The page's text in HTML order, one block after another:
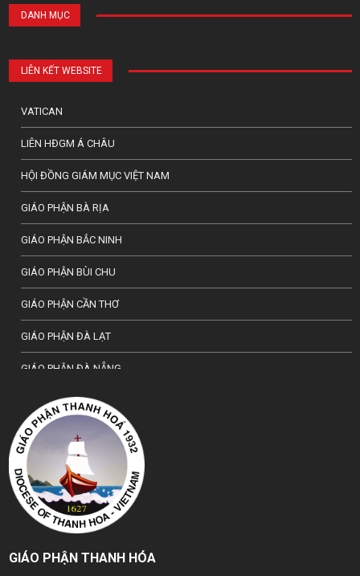
DANH MỤC
LIÊN KẾT WEBSITE
VATICAN
LIÊN HĐGM Á CHÂU
HỘI ĐỒNG GIÁM MỤC VIỆT NAM
GIÁO PHẬN BÀ RỊA
GIÁO PHẬN BẮC NINH
GIÁO PHẬN BÙI CHU
GIÁO PHẬN CẦN THƠ
GIÁO PHẬN ĐÀ LẠT
GIÁO PHẬN ĐÀ NẴNG
TỔNG GIÁO PHẬN HÀ NỘI
GIÁO PHẬN HẢI PHÒNG
TỔNG GIÁO PHẬN HUẾ
GIÁO PHẬN HƯNG HOÁ
GIÁO PHẬN KON TUM
GIÁO PHẬN LẠNG SƠN
GIÁO PHẬN THANH HÓA